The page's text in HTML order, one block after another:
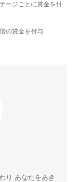
ージごとに賞金を付
の賞金を付与
り あなたをあき